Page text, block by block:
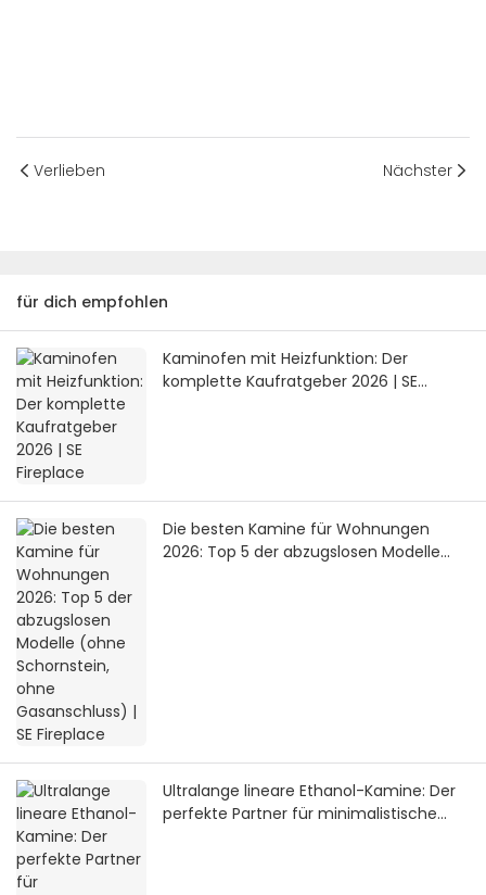
Verlieben Nächster
für dich empfohlen
Kaminofen mit Heizfunktion: Der
komplette Kaufratgeber 2026 | SE
Die besten Kamine für Wohnungen
2026: Top 5 der abzugslosen Modelle
Ultralange lineare Ethanol-Kamine: Der
perfekte Partner für minimalistische